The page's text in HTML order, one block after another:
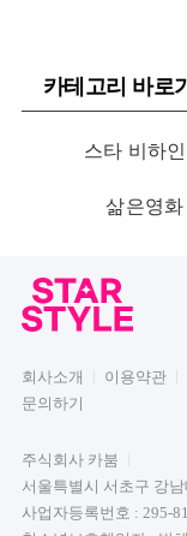
카테고리 바로
스타 비하
삶은영화
회사소개 이용약관
문의하기
주식회사 카붐
서울특별시 서초구 강
사업자등록번호 : 295-